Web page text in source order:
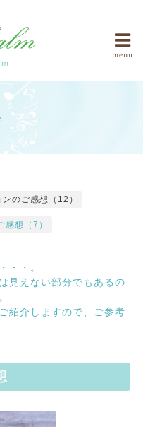
menu
のご感想（12）
感想（7）
・・。
見えない部分でもあるの
紹介しますので、ご参考